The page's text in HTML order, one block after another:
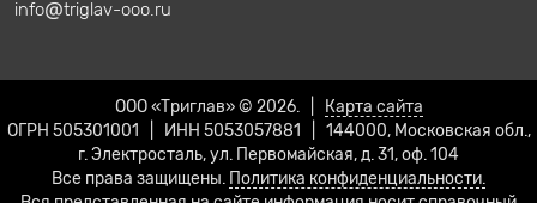
info triglav-ooo.ru
ООО «Триглав» © 2026. |
Карта сайта
ОГРН 505301001 | ИНН 5053057881 | 144000, Московская обл.,
г. Электросталь, ул. Первомайская, д. 31, оф. 104
Все права защищены. Политика конфиденциальности.